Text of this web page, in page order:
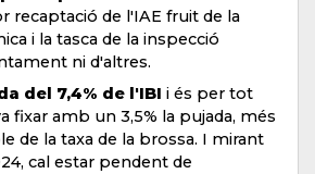
recaptació de l'IAE fruit de la
i la tasca de la inspecció
ni d'altres.
del 7,4% de l'IBI i és per tot
fixar amb un 3,5% la pujada, més
de la taxa de la brossa. I mirant
cal estar pendent de